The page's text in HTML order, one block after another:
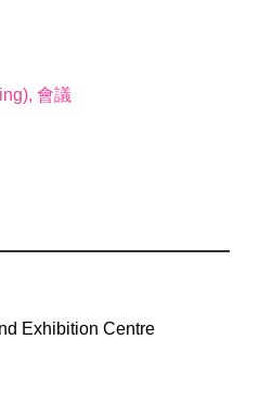
會議
Exhibition Centre